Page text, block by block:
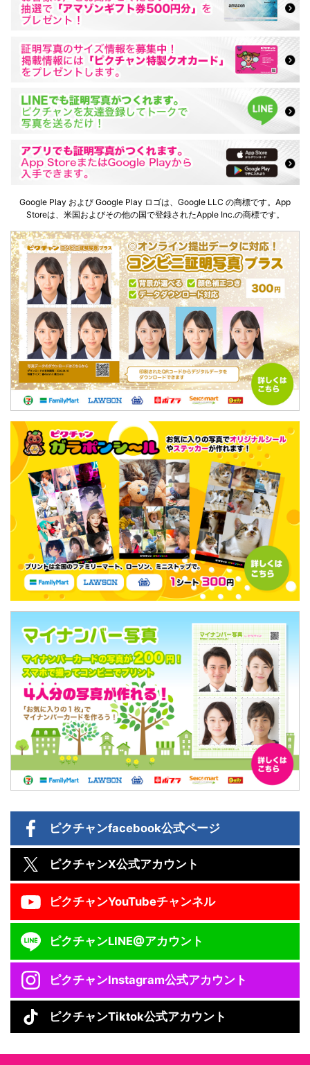
Google Play および Google Play ロゴは、Google LLC の商標です。App
Storeは、米国およびその他の国で登録されたApple Inc.の商標です。
ピクチャンfacebook公式ページ
ピクチャンX公式アカウント
ピクチャンYouTubeチャンネル
ピクチャンLINE@アカウント
ピクチャンInstagram公式アカウント
ピクチャンTiktok公式アカウント